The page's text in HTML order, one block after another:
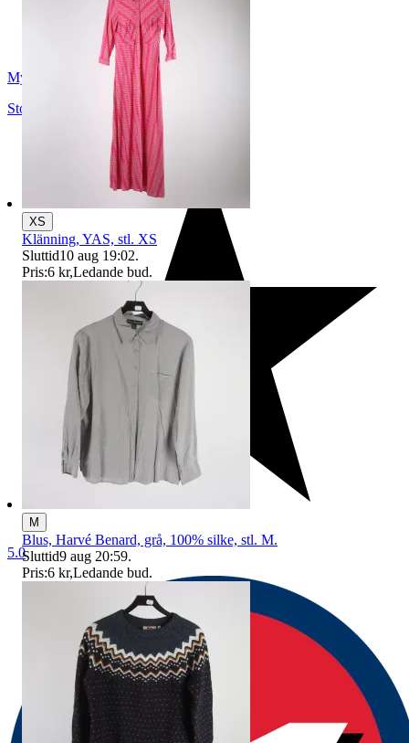
Myrorna
Stockholm
Sverige
5.0
XS
Klänning, YAS, stl. XS
Sluttid10 aug 19:02.
Pris:6 kr,Ledande bud.
M
Blus, Harvé Benard, grå, 100% silke, stl. M.
Sluttid9 aug 20:59.
Pris:6 kr,Ledande bud.